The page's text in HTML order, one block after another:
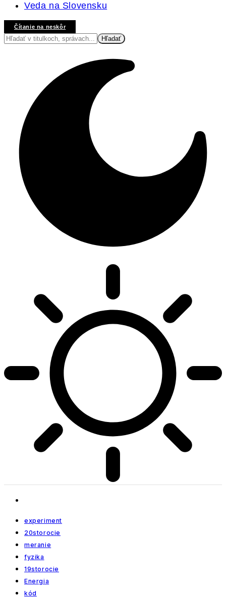
Veda na Slovensku
Čítanie na neskôr
experiment
20storocie
meranie
fyzika
19storocie
Energia
kód